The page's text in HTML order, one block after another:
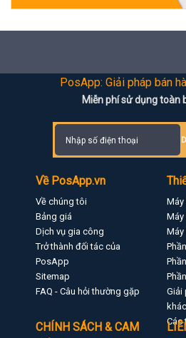
PosApp: Giải pháp bán
Miễn phí sử dụng toàn
Về PosApp.vn
Về chúng tôi
Bảng giá
Dịch vụ gia công
Trở thành đối tác của
PosApp
Sitemap
FAQ - Câu hỏi thường gặp
Máy
Máy
Máy
Giải
Các
CHÍNH SÁCH & CAM